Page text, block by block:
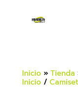
Inicio » Tienda
Inicio /